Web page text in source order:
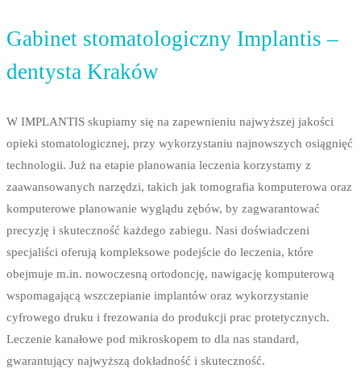
Gabinet stomatologiczny Implantis –
dentysta Kraków
W IMPLANTIS skupiamy się na zapewnieniu najwyższej jakości
opieki stomatologicznej, przy wykorzystaniu najnowszych osiągnięć
technologii. Już na etapie planowania leczenia korzystamy z
zaawansowanych narzędzi, takich jak tomografia komputerowa oraz
komputerowe planowanie wyglądu zębów, by zagwarantować
precyzję i skuteczność każdego zabiegu. Nasi doświadczeni
specjaliści oferują kompleksowe podejście do leczenia, które
obejmuje m.in. nowoczesną ortodoncję, nawigację komputerową
wspomagającą wszczepianie implantów oraz wykorzystanie
cyfrowego druku i frezowania do produkcji prac protetycznych.
Leczenie kanałowe pod mikroskopem to dla nas standard,
gwarantujący najwyższą dokładność i skuteczność.